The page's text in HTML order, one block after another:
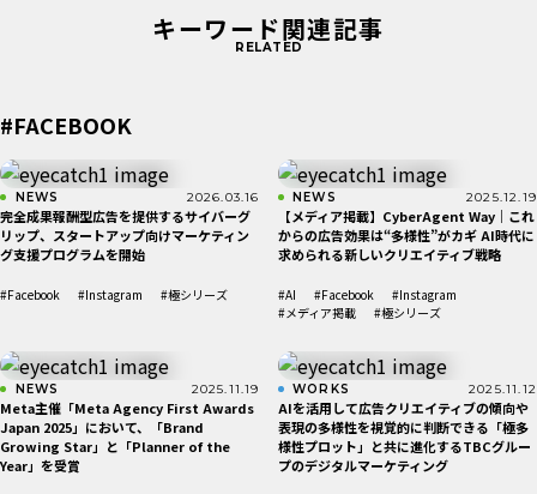
キーワード関連記事
RELATED
#FACEBOOK
NEWS 2026.03.16
完全成果報酬型広告を提供するサイバーグ
リップ、スタートアップ向けマーケティン
グ支援プログラムを開始
#Facebook #Instagram #極シリーズ
NEWS 2025.12.19
【メディア掲載】CyberAgent Way｜これ
からの広告効果は“多様性”がカギ AI時代に
求められる新しいクリエイティブ戦略
#AI #Facebook
#Instagram
#メディア掲載
#極シリーズ
NEWS 2025.11.19
Meta主催「Meta Agency First Awards
Japan 2025」において、「Brand
Growing Star」と「Planner of the
Year」を受賞
WORKS 2025.11.12
AIを活用して広告クリエイティブの傾向や
表現の多様性を視覚的に判断できる「極多
様性プロット」と共に進化するTBCグルー
プのデジタルマーケティング